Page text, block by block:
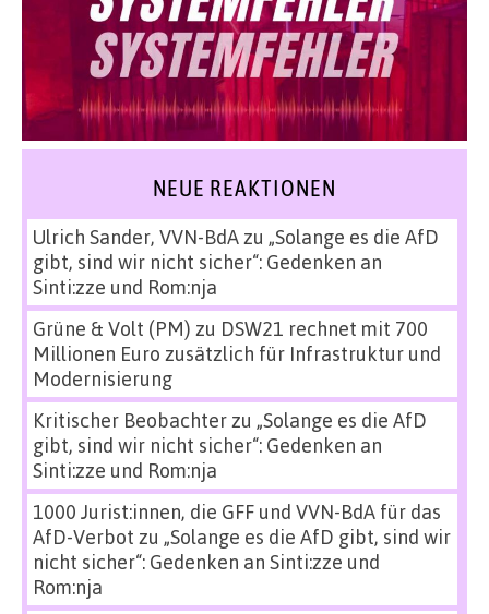
NEUE REAKTIONEN
Ulrich Sander, VVN-BdAzu „Solange es die AfD
gibt, sind wir nicht sicher“: Gedenken an
Sinti:zze und Rom:nja
Grüne & Volt (PM) zu DSW21 rechnet mit 700
Millionen Euro zusätzlich für Infrastruktur und
Modernisierung
Kritischer Beobachterzu „Solange es die AfD
gibt, sind wir nicht sicher“: Gedenken an
Sinti:zze und Rom:nja
1000 Jurist:innen, die GFF und VVN-BdA für das
AfD-Verbot zu „Solange es die AfD gibt, sind wir
nicht sicher“: Gedenken an Sinti:zze und
Rom:nja